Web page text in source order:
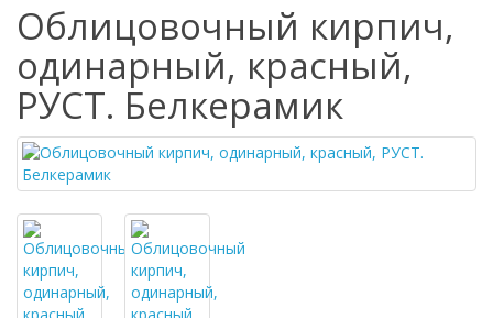
Облицовочный кирпич,
одинарный, красный,
РУСТ. Белкерамик